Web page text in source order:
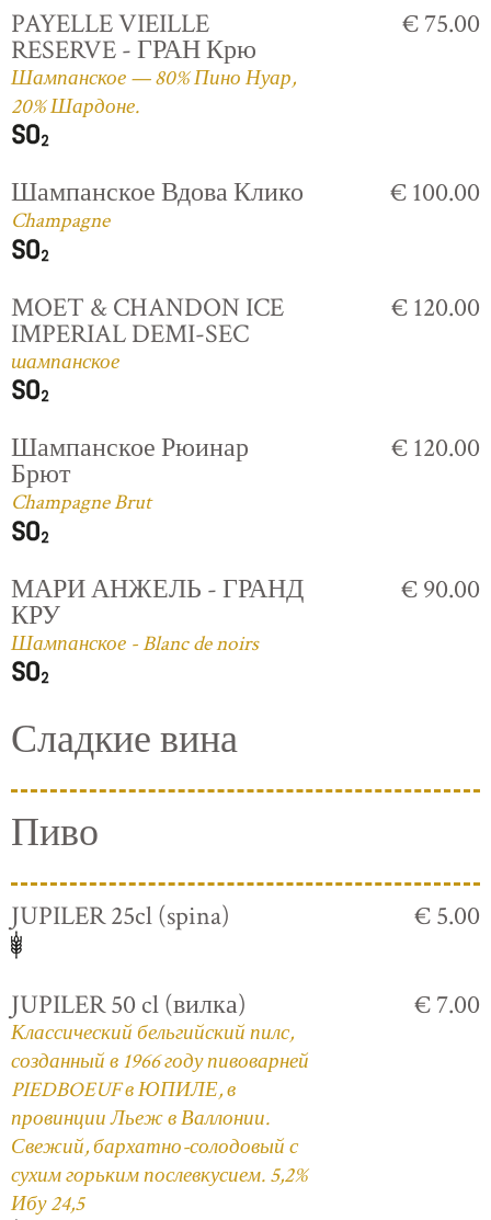
PAYELLE VIEILLE
RESERVE - ГРАН Крю
Шампанское — 80% Пино Нуар,
20% Шардоне.
€ 75.00
Шампанское Вдова Клико
Champagne
€ 100.00
MOET & CHANDON ICE
IMPERIAL DEMI-SEC
шампанское
€ 120.00
Шампанское Рюинар
Брют
Champagne Brut
€ 120.00
МАРИ АНЖЕЛЬ - ГРАНД
КРУ
Шампанское - Blanc de noirs
€ 90.00
Сладкие вина
Пиво
JUPILER 25cl (spina) € 5.00
JUPILER 50 cl (вилка)
Классический бельгийский пилс,
созданный в 1966 году пивоварней
PIEDBOEUF в ЮПИЛЕ, в
провинции Льеж в Валлонии.
Свежий, бархатно-солодовый с
сухим горьким послевкусием. 5,2%
Ибу 24,5
€ 7.00